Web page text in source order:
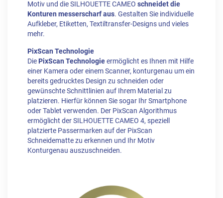
Motiv und die SILHOUETTE CAMEO schneidet die
Konturen messerscharf aus. Gestalten Sie individuelle
Aufkleber, Etiketten, Textiltransfer-Designs und vieles
mehr.
PixScan Technologie
Die PixScan Technologieermöglicht es Ihnen mit Hilfe
einer Kamera oder einem Scanner, konturgenau um ein
bereits gedrucktes Design zu schneiden oder
gewünschte Schnittlinien auf Ihrem Material zu
platzieren. Hierfür können Sie sogar Ihr Smartphone
oder Tablet verwenden. Der PixScan Algorithmus
ermöglicht der SILHOUETTE CAMEO 4, speziell
platzierte Passermarken auf der PixScan
Schneidematte zu erkennen und Ihr Motiv
Konturgenau auszuschneiden.